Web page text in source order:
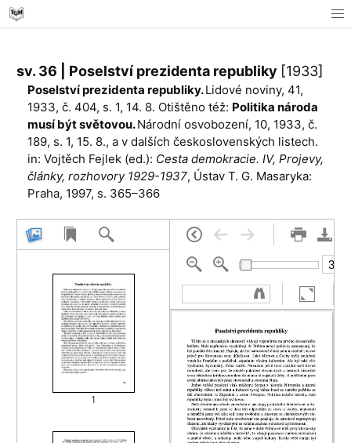
sv. 36 | Poselství prezidenta republiky [1933]
Poselství prezidenta republiky.Lidové noviny, 41,
1933, č. 404, s. 1, 14. 8. Otištěno též: Politika národa
musí být světovou.Národní osvobození, 10, 1933, č.
189, s. 1, 15. 8., a v dalších československých listech.
in: Vojtěch Fejlek (ed.): Cesta demokracie. IV, Projevy,
články, rozhovory 1929-1937, Ústav T. G. Masaryka:
Praha, 1997, s. 365–366